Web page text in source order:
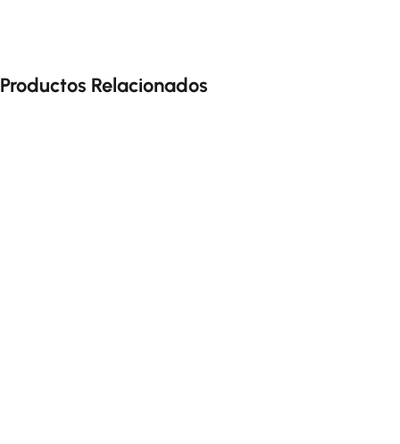
Productos Relacionados